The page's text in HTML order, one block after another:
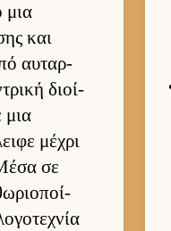
μια
και
αυ­ταρ­
διοί­
μια
μέχρι
σε